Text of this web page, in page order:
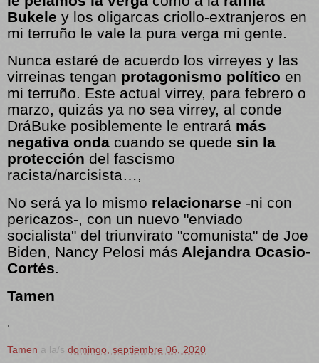
Bukele y los oligarcas criollo-extranjeros en
mi terruño le vale la pura verga mi gente.
Nunca estaré de acuerdo los virreyes y las
virreinas tengan protagonismo político en
mi terruño. Este actual virrey, para febrero o
marzo, quizás ya no sea virrey, al conde
DráBuke posiblemente le entrará más
negativa onda cuando se quede sin la
protección del fascismo
racista/narcisista…,
No será ya lo mismo relacionarse -ni con
pericazos-, con un nuevo "enviado
socialista" del triunvirato "comunista" de Joe
Biden, Nancy Pelosi más Alejandra Ocasio-
Cortés.
Tamen
.
Tamen a la/s domingo, septiembre 06, 2020